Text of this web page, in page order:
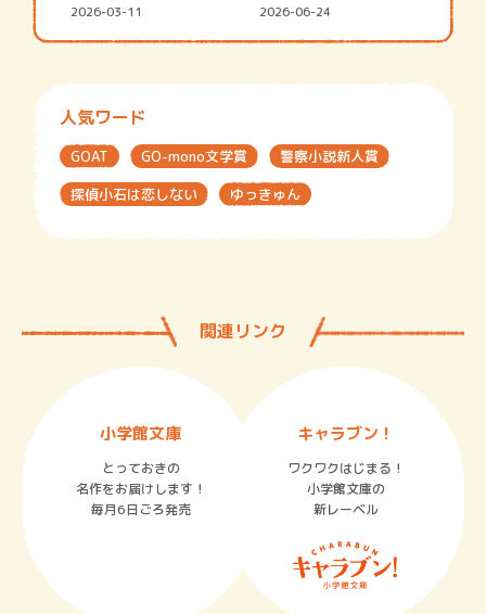
2026-03-11 2026-06-24
人気ワード
GOAT GO-mono文学賞
警察小説新人賞
探偵小石は恋しない
ゆっきゅん
関連リンク
小学館文庫
とっておきの
名作をお届けします！
毎月6日ごろ発売
キャラブン！
ワクワクはじまる！
小学館文庫の
新レーベル